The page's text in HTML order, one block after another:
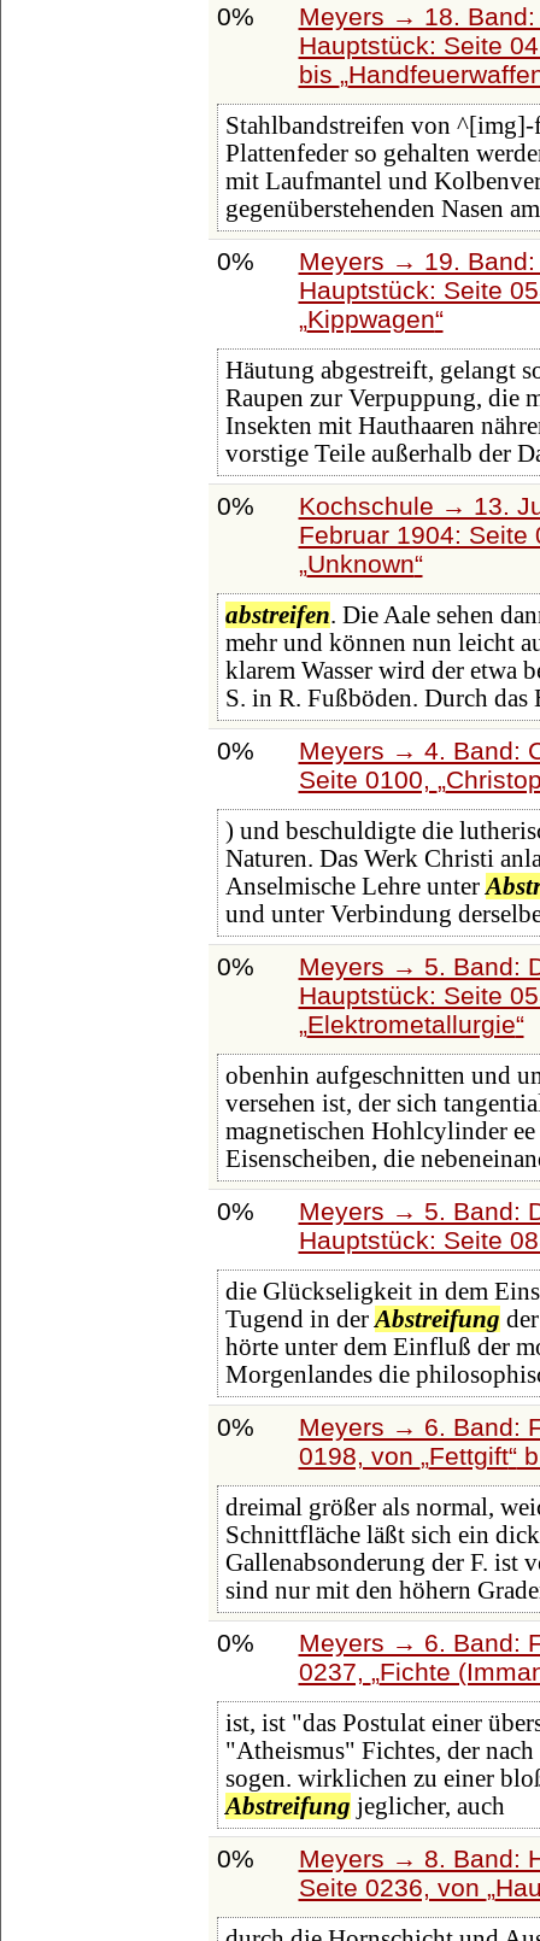
0%
Meyers → 18.
Hauptstück: Seite
bis
Stahlbandstreifen von
Plattenfeder so gehalten
mit Laufmantel und
gegenüberstehenden Nasen
0%
Meyers → 19.
Hauptstück: Seite
Kippwagen
Häutung abgestreift, gelangt
Raupen zur Verpuppung, die
Insekten mit Hauthaaren
vorstige Teile außerhalb der
0%
Kochschule → 13.
Februar 1904:
Unknown
abstreifen. Die Aale sehen
mehr und können nun leicht
klarem Wasser wird der etwa
S. in R. Fußböden. Durch das
0%
Meyers → 4. Band:
Seite 0100,
) und beschuldigte die
Naturen. Das Werk Christi
Anselmische Lehre unter
und unter Verbindung
0%
Meyers → 5. Band:
Hauptstück: Seite
Elektrometallurgie
obenhin aufgeschnitten und
versehen ist, der sich
magnetischen Hohlcylinder
Eisenscheiben, die
0%
Meyers → 5. Band:
Hauptstück: Seite
die Glückseligkeit in dem
Tugend in der Abstreifung
hörte unter dem Einfluß der
Morgenlandes die
0%
Meyers → 6. Band:
0198, von Fettgift
dreimal größer als normal,
Schnittfläche läßt sich ein
Gallenabsonderung der F. ist
sind nur mit den höhern
0%
Meyers → 6. Band:
0237,
Fichte
ist, ist "das Postulat einer
"Atheismus" Fichtes, der
sogen. wirklichen zu einer
Abstreifung jeglicher, auch
0%
Meyers → 8. Band:
Seite 0236, von